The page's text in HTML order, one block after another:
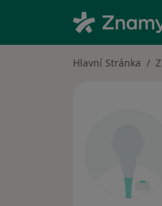
Hlavní Stránka